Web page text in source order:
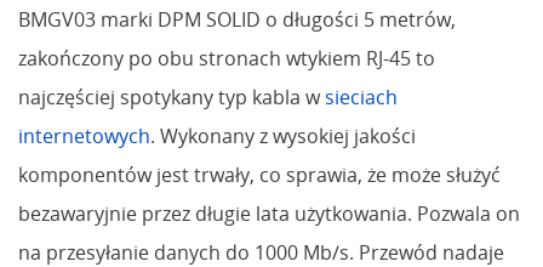
BMGV03 marki DPM SOLID o długości 5 metrów,
zakończony po obu stronach wtykiem RJ-45 to
najczęściej spotykany typ kabla wsieciach
internetowych. Wykonany z wysokiej jakości
komponentów jest trwały, co sprawia, że może służyć
bezawaryjnie przez długie lata użytkowania. Pozwala on
na przesyłanie danych do 1000 Mb/s. Przewód nadaje